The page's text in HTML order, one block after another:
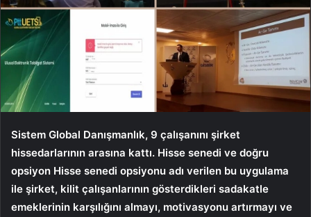
Sistem Global Danışmanlık, 9 çalışanını şirket
hissedarlarının arasına kattı. Hisse senedi ve doğru
opsiyon Hisse senedi opsiyonu adı verilen bu uygulama
ile şirket, kilit çalışanlarının gösterdikleri sadakatle
emeklerinin karşılığını almayı, motivasyonu artırmayı ve